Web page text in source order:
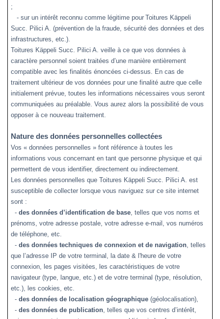
;
- sur un intérêt reconnu comme légitime pour Toitures Käppeli
Succ. Pilici A. (prévention de la fraude, sécurité des données et des
infrastructures, etc.).
Toitures Käppeli Succ. Pilici A. veille à ce que vos données à
caractère personnel soient traitées d’une manière entièrement
compatible avec les finalités énoncées ci-dessus. En cas de
traitement ultérieur de vos données pour une finalité autre que celle
initialement prévue, toutes les informations nécessaires vous seront
communiquées au préalable. Vous aurez alors la possibilité de vous
opposer à ce nouveau traitement.
Nature des données personnelles collectées
Vos « données personnelles » font référence à toutes les
informations vous concernant en tant que personne physique et qui
permettent de vous identifier, directement ou indirectement.
Les données personnelles que Toitures Käppeli Succ. Pilici A. est
susceptible de collecter lorsque vous naviguez sur ce site internet
sont :
- des données d’identification de base, telles que vos noms et
prénoms, votre adresse postale, votre adresse e-mail, vos numéros
de téléphone, etc.
- des données techniques de connexion et de navigation, telles
que l’adresse IP de votre terminal, la date & l'heure de votre
connexion, les pages visitées, les caractéristiques de votre
navigateur (type, langue, etc.) et de votre terminal (type, résolution,
etc.), les cookies, etc.
- des données de localisation géographique(géolocalisation),
- des données de publication, telles que vos centres d’intérêt,